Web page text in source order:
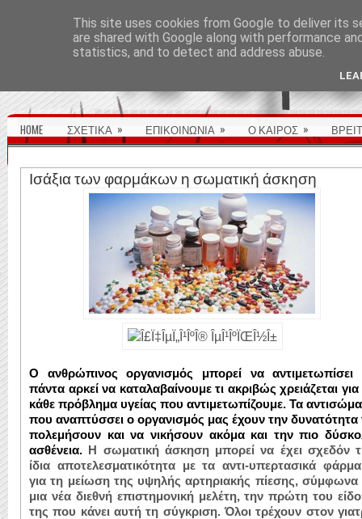
HOME ΣΧΕΤΙΚΑ » ΕΠΙΚΟΙΝΩΝΙΑ » Ο ΚΑΙΡΟΣ »
Ισάξια των φαρμάκων η σωματική άσκηση
Ο ανθρώπινος οργανισμός μπορεί να αντιμετωπίσει
πάντα αρκεί να καταλαβαίνουμε τι ακριβώς χρειάζεται για
κάθε πρόβλημα υγείας που αντιμετωπίζουμε. Τα
που αναπτύσσει ο οργανισμός μας έχουν την δυνατότητα
πολεμήσουν και να νικήσουν ακόμα και την πιο
ασθένεια.
Η σωματική άσκηση μπορεί να έχει σχεδόν
ίδια αποτελεσματικότητα με τα αντι-υπερτασικά
για τη μείωση της υψηλής αρτηριακής πίεσης, σύμφωνα
μια νέα διεθνή επιστημονική μελέτη, την πρώτη του
της που κάνει αυτή τη σύγκριση. Όλοι τρέχουν στον
This site uses cookies from Google to deliver its
are shared with Google along with performance
statistics, and to detect and address abuse.